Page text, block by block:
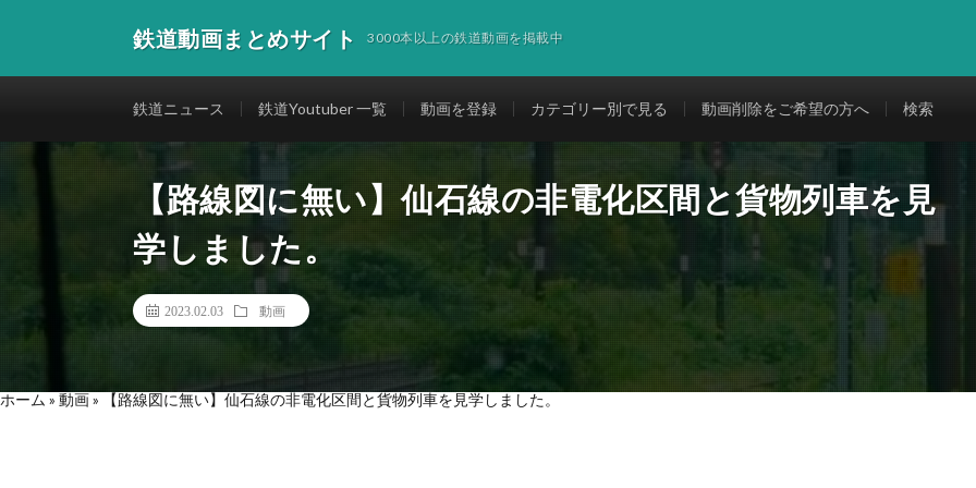
鉄道動画まとめサイト 3000本以上の鉄道動画を掲載中
鉄道ニュース 鉄道Youtuber 一覧 動画を登録 カテゴリー別で見る 動画削除をご希望の方へ 検索
【路線図に無い】仙石線の非電化区間と貨物列車を見
学しました。
2023.02.03 動画
ホーム » 動画» 【路線図に無い】仙石線の非電化区間と貨物列車を見学しました。